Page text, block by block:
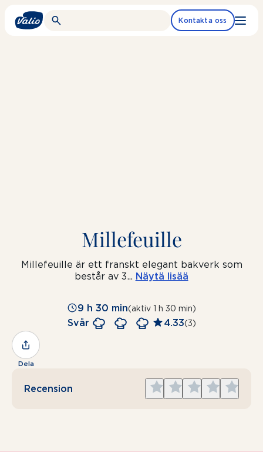
Kontakta oss
Millefeuille
Millefeuille är ett franskt elegant bakverk som
består av 3... Näytä lisää
9 h 30 min(aktiv 1 h 30 min)
Svår 4.33(3)
Dela
Recension
Give
5
Give
4
Give
3
Give
2
Give
1